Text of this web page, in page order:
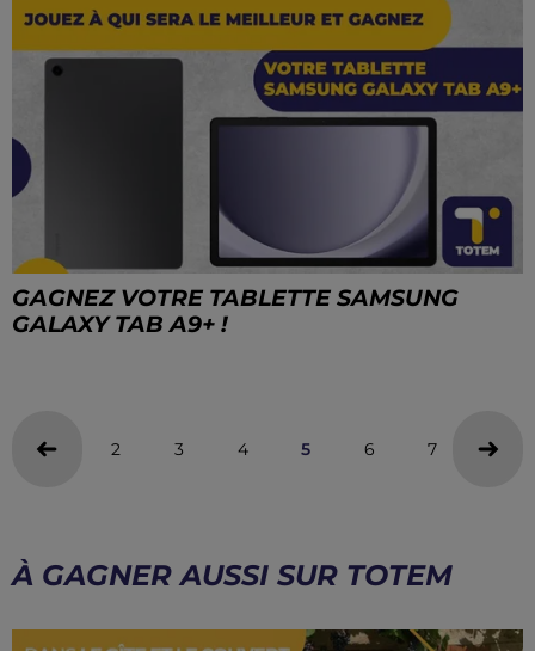
GAGNEZ VOTRE TABLETTE SAMSUNG
GALAXY TAB A9+ !
2 3 4 5 6 7 8
À GAGNER AUSSI SUR TOTEM